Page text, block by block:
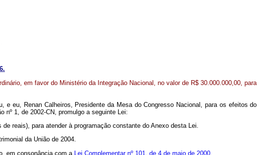
em favor do Ministério da Integração Nacional, no valor de R$ 30.000.000,00, para
e eu, Renan Calheiros, Presidente da Mesa do Congresso Nacional, para os efeitos do
nº 1, de 2002-CN, promulgo a seguinte Lei:
reais), para atender à programação constante do Anexo desta Lei.
da União de 2004.
em consonância com a Lei Complementar nº 101, de 4 de maio de 2000.